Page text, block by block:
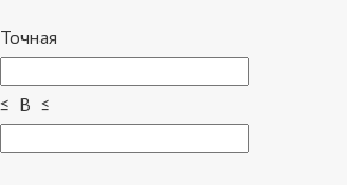
Точная
≤ B ≤